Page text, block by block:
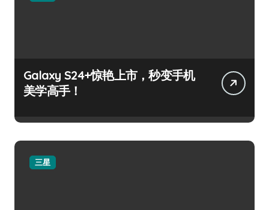
Galaxy S24+惊艳上市，秒变手机
美学高手！
三星